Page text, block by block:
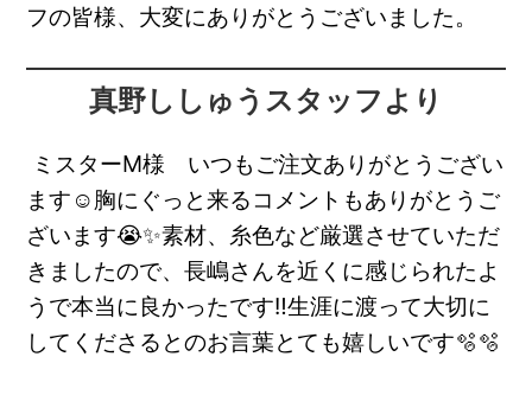
フの皆様、大変にありがとうございました。
真野ししゅうスタッフより
ミスターM様 いつもご注文ありがとうござい
ます☺胸にぐっと来るコメントもありがとうご
ざいます😭✨素材、糸色など厳選させていただ
きましたので、長嶋さんを近くに感じられたよ
うで本当に良かったです‼生涯に渡って大切に
してくださるとのお言葉とても嬉しいです🫧🫧